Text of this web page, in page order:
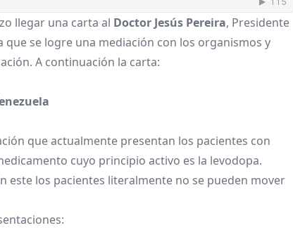
llegar una carta al Doctor Jesús Pereira, Presidente
que se logre una mediación con los organismos y
A continuación la carta:
que actualmente presentan los pacientes con
cuyo principio activo es la levodopa.
este los pacientes literalmente no se pueden mover